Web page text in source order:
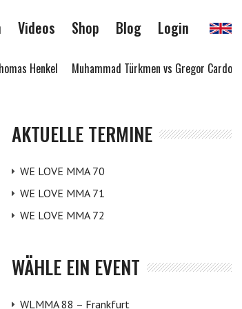
Videos Shop Blog Login
Muhammad Türkmen vs Gregor Cardona
AKTUELLE TERMINE
WE LOVE MMA 70
WE LOVE MMA 71
WE LOVE MMA 72
WÄHLE EIN EVENT
WLMMA 88 – Frankfurt